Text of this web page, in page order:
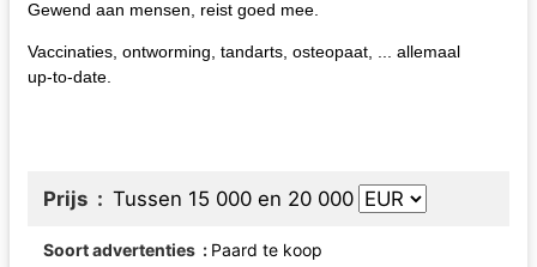
Gewend aan mensen, reist goed mee.
Vaccinaties, ontworming, tandarts, osteopaat, ... allemaal
up-to-date.
Prijs Tussen 15 000 en 20 000
Soort advertenties Paard te koop